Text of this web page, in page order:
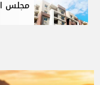
مجلس